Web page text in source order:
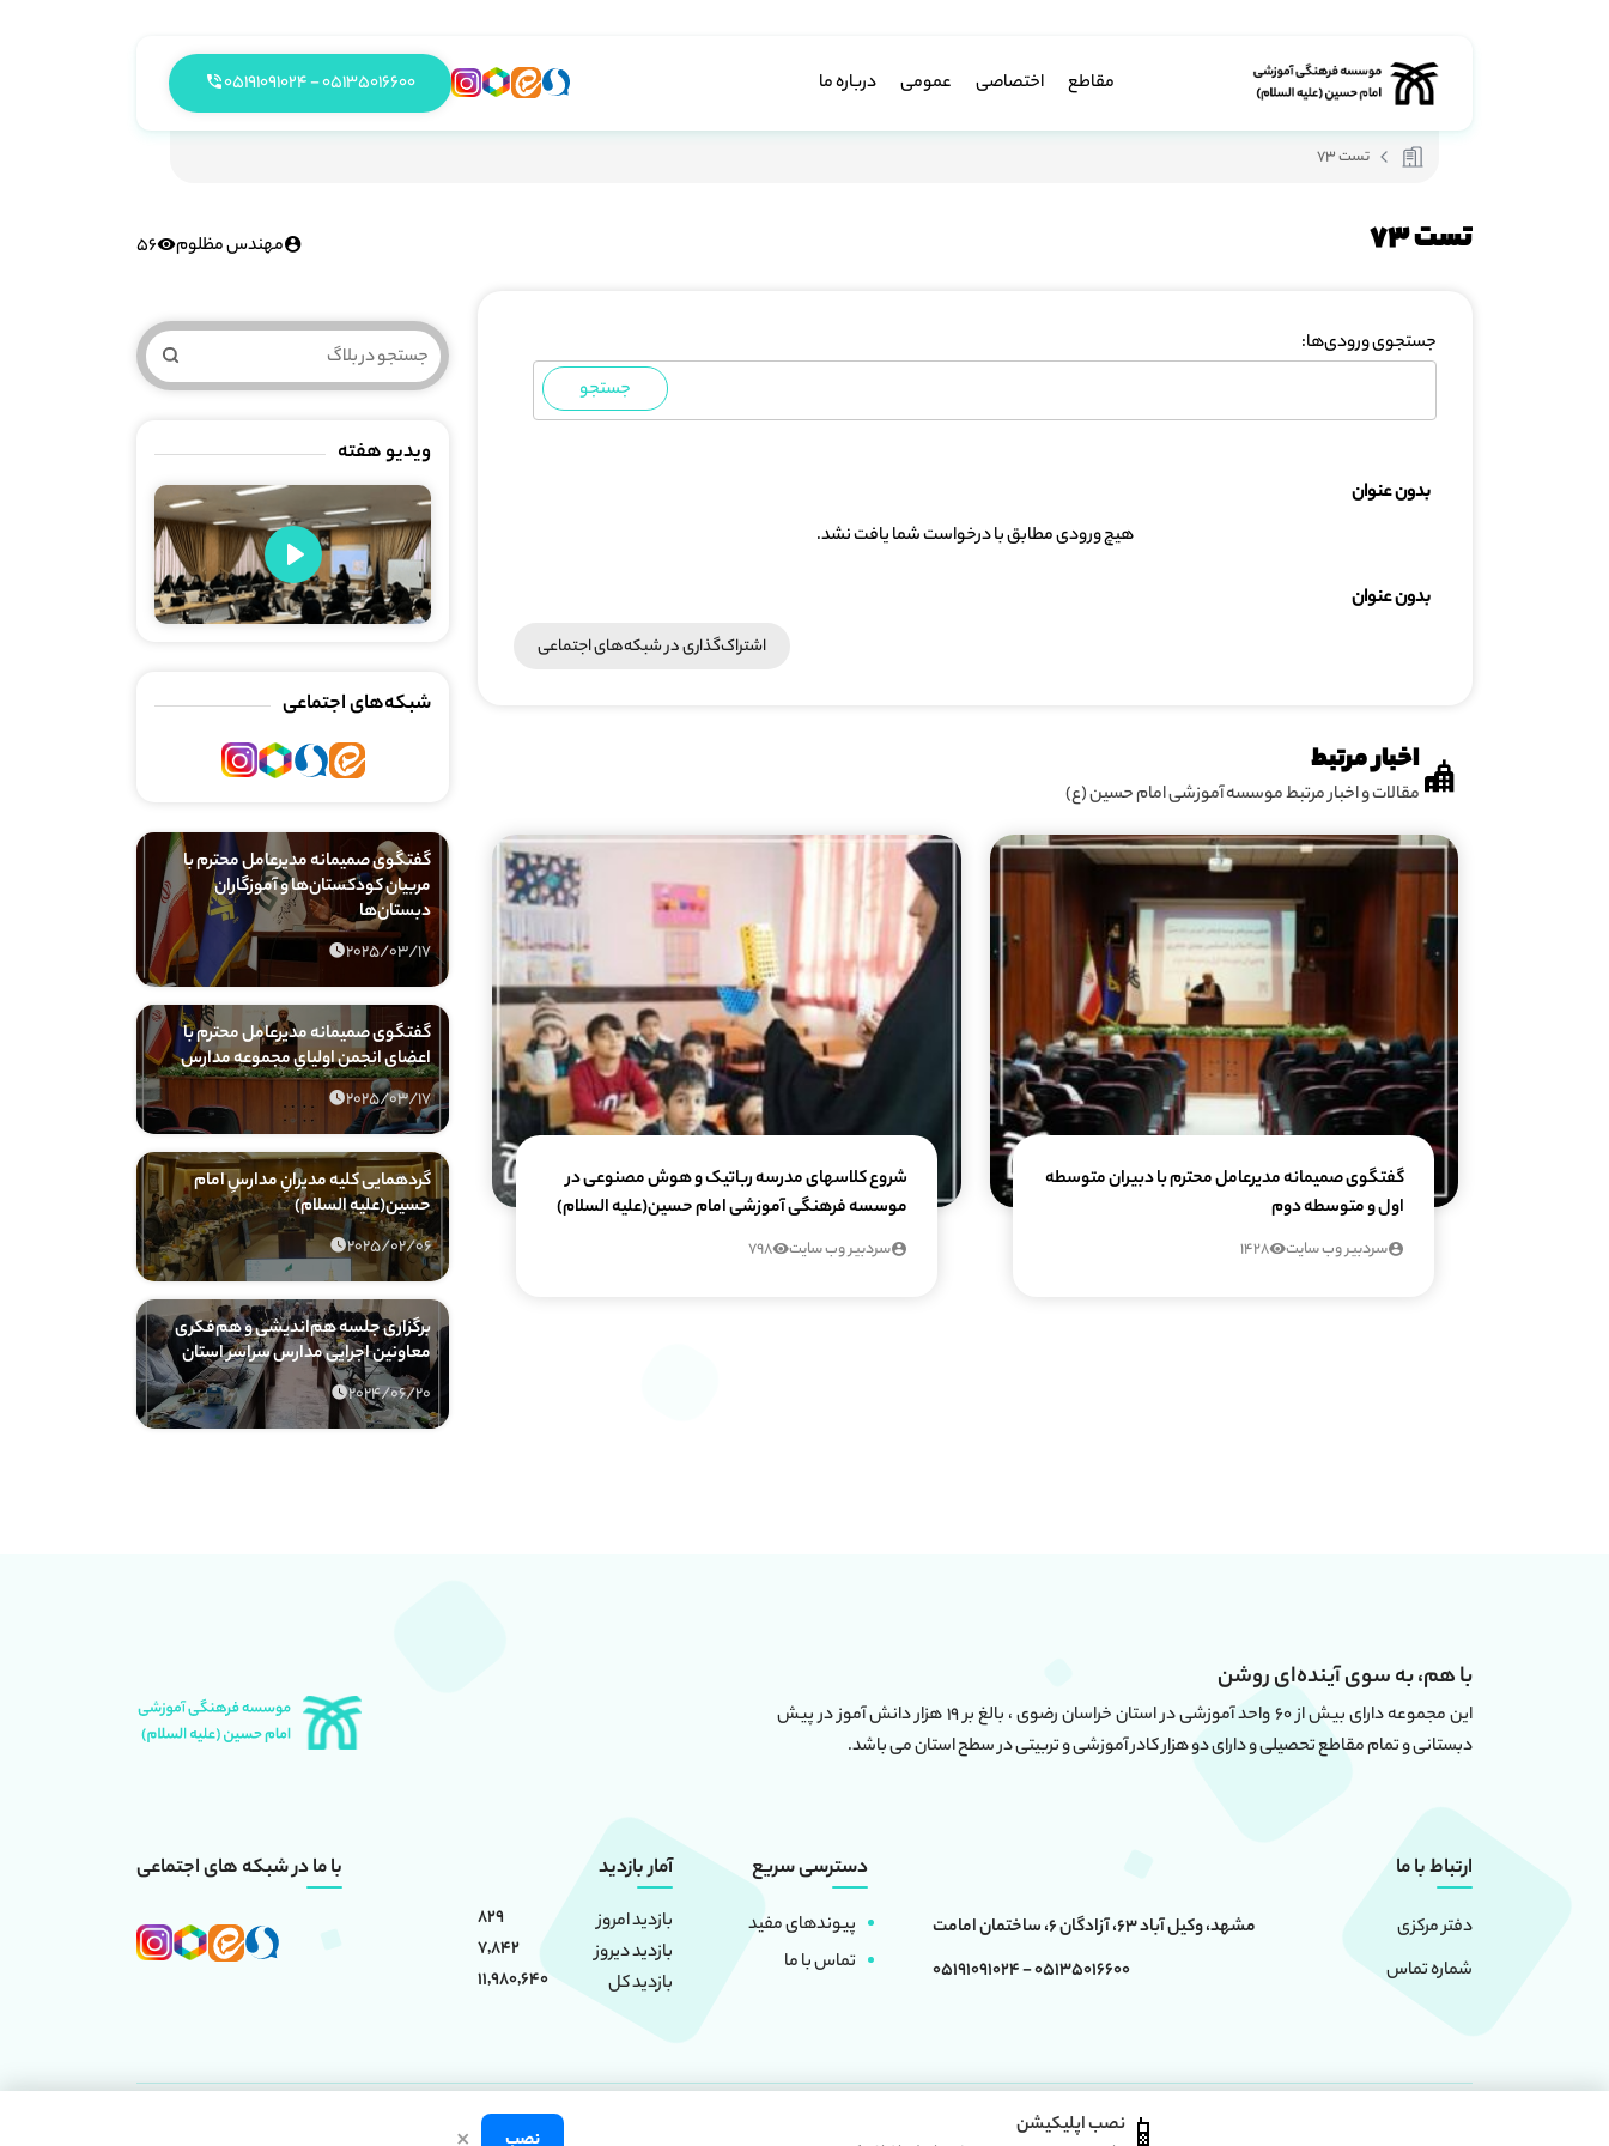
مقاطع اختصاصی عمومی درباره ما 05135016600 - 05191091024
تست 73
تست 73 مهندس مظلوم 56
جستجوی ورودی‌ها:
بدون عنوان
هیچ ورودی مطابق با درخواست شما یافت نشد.
بدون عنوان
اشتراک‌گذاری در شبکه‎‌های اجتماعی
اخبار مرتبط
مقالات و اخبار مرتبط موسسه آموزشی امام حسین (ع)
گفتگوی صمیمانه مدیرعامل محترم با دبیران متوسطه
اول و متوسطه دوم
سردبیر وب سایت 1428
شروع کلاسهای مدرسه رباتیک و هوش مصنوعی در
موسسه فرهنگی آموزشی امام حسین(علیه السلام)
سردبیر وب سایت 798
شبکه‌های اجتماعی
ویدیو هفته
Play
گفتگوی صمیمانه مدیرعامل محترم با
مربیان کودکستان‌ها و آموزگاران
دبستان‌ها
2025/03/17
گفتگوی صمیمانه مدیرعامل محترم با
اعضای انجمن اولیایِ مجموعه مدارس
2025/03/17
گردهمایی کلیه مدیرانِ مدارسِ امام
حسین(علیه السلام)
2025/02/06
برگزاری جلسه هم‌اندیشی و هم‌فکری
معاونین اجرایی مدارس سراسر استان
2024/06/20
با هم، به سوی آینده‌ای روشن
این مجموعه دارای بیش از ۶۰ واحد آموزشی در استان خراسان رضوی ، بالغ بر ۱۹ هزار دانش آموز در پیش
دبستانی و تمام مقاطع تحصیلی و دارای دو هزار کادر آموزشی و تربیتی در سطح استان می باشد.
ارتباط با ما
دفتر مرکزی
مشهد، وکیل آباد 63، آزادگان 6، ساختمان امامت
شماره تماس
05135016600 - 05191091024
دسترسی سریع
پیوندهای مفید
تماس با ما
آمار بازدید
بازدید امروز
829
بازدید دیروز
7,842
بازدید کل
11,980,640
با ما در شبکه های اجتماعی
استفاده از محتوا سایت ، فقط برای مقاصد غیر تجاری و با ذکر منبع بلامانع است. کلیه حقوق این سایت متعلق به موسسه فرهنگی آموزشی امام حسین (علیه السلام) نصب اپلیکیشن نصب